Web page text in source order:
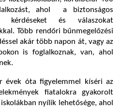
ahol a biztonságos
kérdéseket és válaszokat
Több rendőri bűnmegelőzési
akár több napon át, vagy az
is foglalkoznak, van, ahol
évek óta figyelemmel kíséri az
fiatalokra gyakorolt
nyílik lehetősége, ahol